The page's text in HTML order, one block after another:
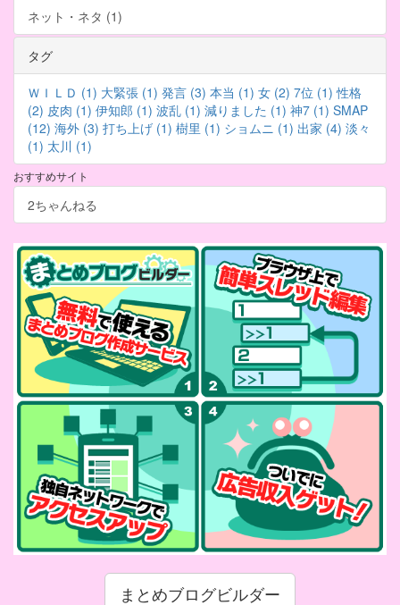
ネット・ネタ (1)
タグ
ＷＩＬＤ (1) 大緊張 (1) 発言 (3) 本当 (1) 女 (2) 7位 (1) 性格
(2) 皮肉 (1) 伊知郎 (1) 波乱 (1) 減りました (1) 神7 (1) SMAP
(12) 海外 (3) 打ち上げ (1) 樹里 (1) ショムニ (1) 出家 (4) 淡々
(1) 太川 (1)
おすすめサイト
2ちゃんねる
まとめブログビルダー